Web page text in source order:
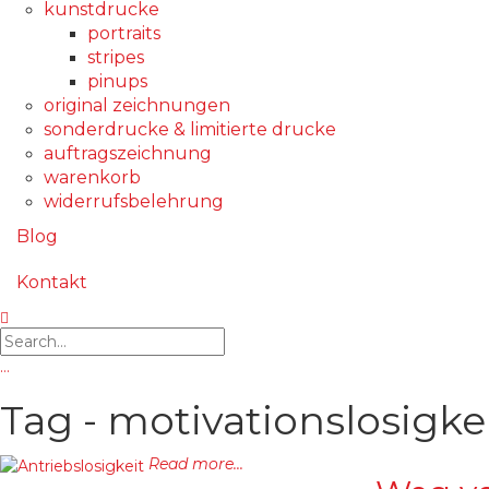
kunstdrucke
portraits
stripes
pinups
original zeichnungen
sonderdrucke & limitierte drucke
auftragszeichnung
warenkorb
widerrufsbelehrung
Blog
Kontakt
…
Tag -
Read more...